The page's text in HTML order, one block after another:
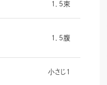
１．５束
１．５腹
小さじ１